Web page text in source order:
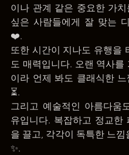
이나 관계 같은 중요한 가
싶은 사람들에게 잘 맞는
❤️.
또한 시간이 지나도 유행을
도 매력입니다. 오랜 역사를
이라 언제 봐도 클래식한
⏳.
그리고 예술적인 아름다움
유입니다. 복잡하고 정교한
을 끌고, 각각이 독특한 느
✨.